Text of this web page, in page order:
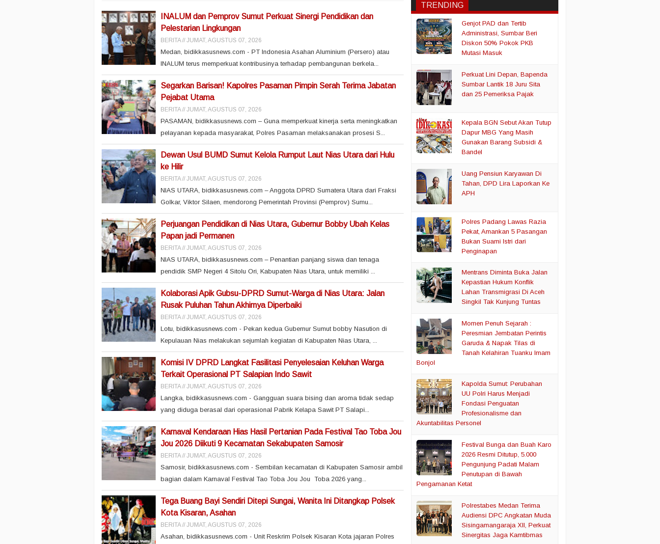
INALUM dan Pemprov Sumut Perkuat Sinergi Pendidikan dan
Pelestarian Lingkungan
BERITA JUMAT, AGUSTUS 07, 2026
Medan, bidikkasusnews.com - PT Indonesia Asahan Aluminium (Persero) atau
INALUM terus memperkuat kontribusinya terhadap pembangunan berkela...
Segarkan Barisan! Kapolres Pasaman Pimpin Serah Terima Jabatan
Pejabat Utama
BERITA JUMAT, AGUSTUS 07, 2026
PASAMAN, bidikkasusnews.com – Guna memperkuat kinerja serta meningkatkan
pelayanan kepada masyarakat, Polres Pasaman melaksanakan prosesi S...
Dewan Usul BUMD Sumut Kelola Rumput Laut Nias Utara dari Hulu
ke Hilir
BERITA JUMAT, AGUSTUS 07, 2026
NIAS UTARA, bidikkasusnews.com – Anggota DPRD Sumatera Utara dari Fraksi
Golkar, Viktor Silaen, mendorong Pemerintah Provinsi (Pemprov) Sumu...
Perjuangan Pendidikan di Nias Utara, Gubernur Bobby Ubah Kelas
Papan jadi Permanen
BERITA JUMAT, AGUSTUS 07, 2026
NIAS UTARA, bidikkasusnews.com – Penantian panjang siswa dan tenaga
pendidik SMP Negeri 4 Sitolu Ori, Kabupaten Nias Utara, untuk memiliki ...
Kolaborasi Apik Gubsu-DPRD Sumut-Warga di Nias Utara: Jalan
Rusak Puluhan Tahun Akhirnya Diperbaiki
BERITA JUMAT, AGUSTUS 07, 2026
Lotu, bidikkasusnews.com - Pekan kedua Gubernur Sumut bobby Nasution di
Kepulauan Nias melakukan sejumlah kegiatan di Kabupaten Nias Utara, ...
Komisi IV DPRD Langkat Fasilitasi Penyelesaian Keluhan Warga
Terkait Operasional PT Salapian Indo Sawit
BERITA JUMAT, AGUSTUS 07, 2026
Langka, bidikkasusnews.com - Gangguan suara bising dan aroma tidak sedap
yang diduga berasal dari operasional Pabrik Kelapa Sawit PT Salapi...
Karnaval Kendaraan Hias Hasil Pertanian Pada Festival Tao Toba Jou
Jou 2026 Diikuti 9 Kecamatan Sekabupaten Samosir
BERITA JUMAT, AGUSTUS 07, 2026
Samosir, bidikkasusnews.com - Sembilan kecamatan di Kabupaten Samosir ambil
bagian dalam Karnaval Festival Tao Toba Jou Jou Toba 2026 yang...
Tega Buang Bayi Sendiri Ditepi Sungai, Wanita Ini Ditangkap Polsek
Kota Kisaran, Asahan
BERITA JUMAT, AGUSTUS 07, 2026
Asahan, bidikkasusnews.com - Unit Reskrim Polsek Kisaran Kota jajaran Polres
TRENDING
Genjot PAD dan Tertib
Administrasi, Sumbar Beri
Diskon 50% Pokok PKB
Mutasi Masuk
Perkuat Lini Depan, Bapenda
Sumbar Lantik 18 Juru Sita
dan 25 Pemeriksa Pajak
Kepala BGN Sebut Akan Tutup
Dapur MBG Yang Masih
Gunakan Barang Subsidi &
Bandel
Uang Pensiun Karyawan Di
Tahan, DPD Lira Laporkan Ke
APH
Polres Padang Lawas Razia
Pekat, Amankan 5 Pasangan
Bukan Suami Istri dari
Penginapan
Mentrans Diminta Buka Jalan
Kepastian Hukum Konflik
Lahan Transmigrasi Di Aceh
Singkil Tak Kunjung Tuntas
Momen Penuh Sejarah :
Peresmian Jembatan Perintis
Garuda & Napak Tilas di
Tanah Kelahiran Tuanku Imam
Bonjol
Kapolda Sumut: Perubahan
UU Polri Harus Menjadi
Fondasi Penguatan
Profesionalisme dan
Akuntabilitas Personel
Festival Bunga dan Buah Karo
2026 Resmi Ditutup, 5.000
Pengunjung Padati Malam
Penutupan di Bawah
Pengamanan Ketat
Polrestabes Medan Terima
Audiensi DPC Angkatan Muda
Sisingamangaraja XII, Perkuat
Sinergitas Jaga Kamtibmas